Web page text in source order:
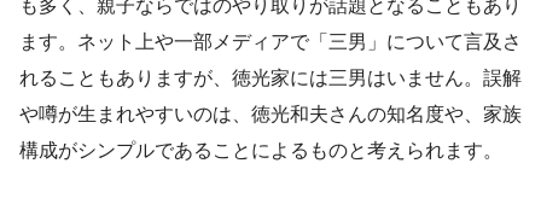
も多く、親子ならではのやり取りが話題となることもあり
ます。ネット上や一部メディアで「三男」について言及さ
れることもありますが、徳光家には三男はいません。誤解
や噂が生まれやすいのは、徳光和夫さんの知名度や、家族
構成がシンプルであることによるものと考えられます。